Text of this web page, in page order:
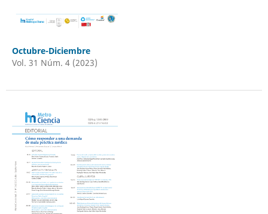
Octubre-Diciembre
Vol. 31 Núm. 4 (2023)